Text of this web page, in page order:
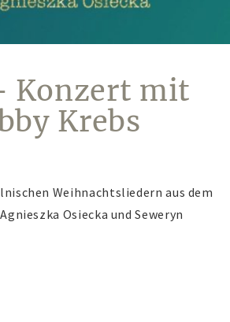
Konzert mit
Krebs
Weihnachtsliedern aus dem
Osiecka und Seweryn